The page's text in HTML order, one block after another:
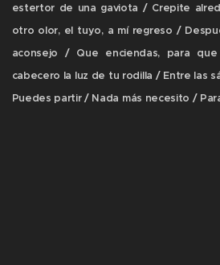
estertor de una gaviota / Crepite
otro olor, el tuyo, a mí regreso /
aconsejo / Que enciendas, para
cabecero la luz de tu rodilla / Entre las
Puedes partir / Nada más necesito /